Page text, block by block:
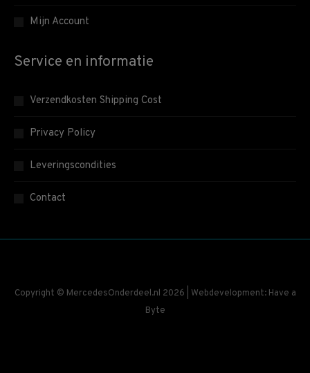
Mijn Account
Service en informatie
Verzendkosten Shipping Cost
Privacy Policy
Leveringscondities
Contact
Copyright © MercedesOnderdeel.nl 2026 | Webdevelopment: Have a
Byte